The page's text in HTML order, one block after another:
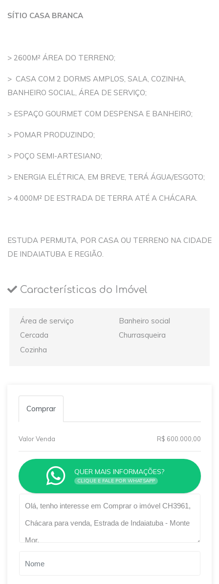
SÍTIO CASA BRANCA
> 2600M² ÁREA DO TERRENO;
> CASA COM 2 DORMS AMPLOS, SALA, COZINHA,
BANHEIRO SOCIAL, ÁREA DE SERVIÇO;
> ESPAÇO GOURMET COM DESPENSA E BANHEIRO;
> POMAR PRODUZINDO;
> POÇO SEMI-ARTESIANO;
> ENERGIA ELÉTRICA, EM BREVE, TERÁ ÁGUA/ESGOTO;
> 4.000M² DE ESTRADA DE TERRA ATÉ A CHÁCARA.
ESTUDA PERMUTA, POR CASA OU TERRENO NA CIDADE
DE INDAIATUBA E REGIÃO.
Características do Imóvel
Área de serviço
Banheiro social
Cercada
Churrasqueira
Cozinha
Comprar
Valor Venda R$ 600.000,00
QUER MAIS INFORMAÇÕES?
CLIQUE E FALE POR WHATSAPP